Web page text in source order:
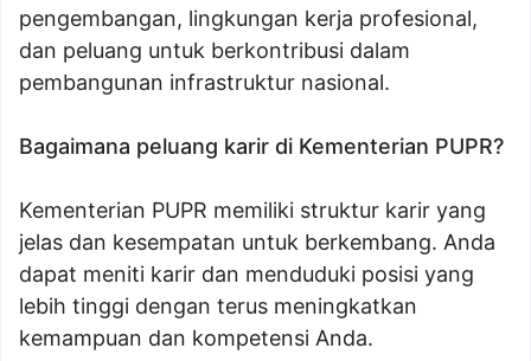
pengembangan, lingkungan kerja profesional,
dan peluang untuk berkontribusi dalam
pembangunan infrastruktur nasional.
Bagaimana peluang karir di Kementerian PUPR?
Kementerian PUPR memiliki struktur karir yang
jelas dan kesempatan untuk berkembang. Anda
dapat meniti karir dan menduduki posisi yang
lebih tinggi dengan terus meningkatkan
kemampuan dan kompetensi Anda.